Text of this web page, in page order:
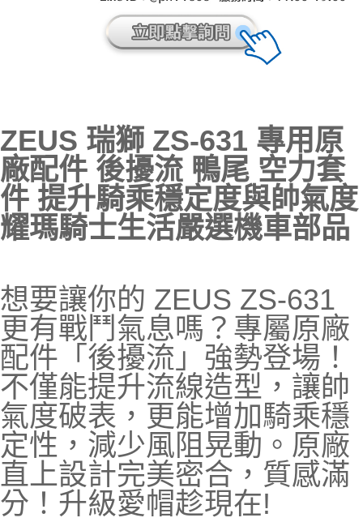
ZEUS 瑞獅 ZS-631 專用原
廠配件 後擾流 鴨尾 空力套
件 提升騎乘穩定度與帥氣度
耀瑪騎士生活嚴選機車部品
想要讓你的 ZEUS ZS-631
更有戰鬥氣息嗎？專屬原廠
配件「後擾流」強勢登場！
不僅能提升流線造型，讓帥
氣度破表，更能增加騎乘穩
定性，減少風阻晃動。原廠
直上設計完美密合，質感滿
分！升級愛帽趁現在!